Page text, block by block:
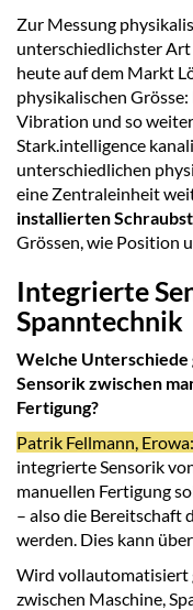
Zur Messung
unterschiedlichster
heute auf dem Markt
physikalischen
Vibration und so
Stark.intelligence
unterschiedlichen
eine Zentraleinheit
installierten
Grössen, wie Position
Integrierte
Spanntechnik
Welche
Sensorik zwischen
Fertigung?
Patrik Fellmann, Erowa:
integrierte Sensorik
manuellen Fertigung
– also die Bereitschaft
werden. Dies kann
Wird vollautomatisiert
zwischen Maschine,